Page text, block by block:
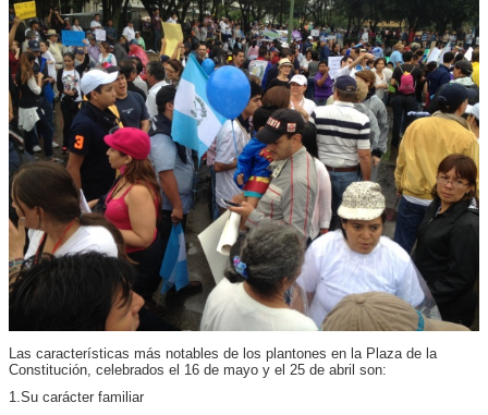
Las características más notables de los plantones en la Plaza de la
Constitución, celebrados el 16 de mayo y el 25 de abril son:
1.Su carácter familiar